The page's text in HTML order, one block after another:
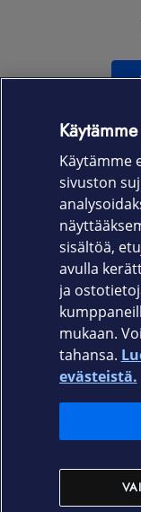
Elisa.fi
Elisan myymälät
Käytämme
sivuston
sisältöä,
avulla
ja
mukaan.
tahansa.
evästeistä.